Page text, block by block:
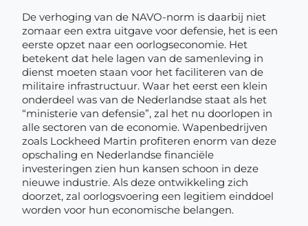
De verhoging van de NAVO-norm is daarbij niet
zomaar een extra uitgave voor defensie, het is een
eerste opzet naar een oorlogseconomie. Het
betekent dat hele lagen van de samenleving in
dienst moeten staan voor het faciliteren van de
militaire infrastructuur. Waar het eerst een klein
onderdeel was van de Nederlandse staat als het
“ministerie van defensie”, zal het nu doorlopen in
alle sectoren van de economie. Wapenbedrijven
zoals Lockheed Martin profiteren enorm van deze
opschaling en Nederlandse financiële
investeringen zien hun kansen schoon in deze
nieuwe industrie. Als deze ontwikkeling zich
doorzet, zal oorlogsvoering een legitiem einddoel
worden voor hun economische belangen.